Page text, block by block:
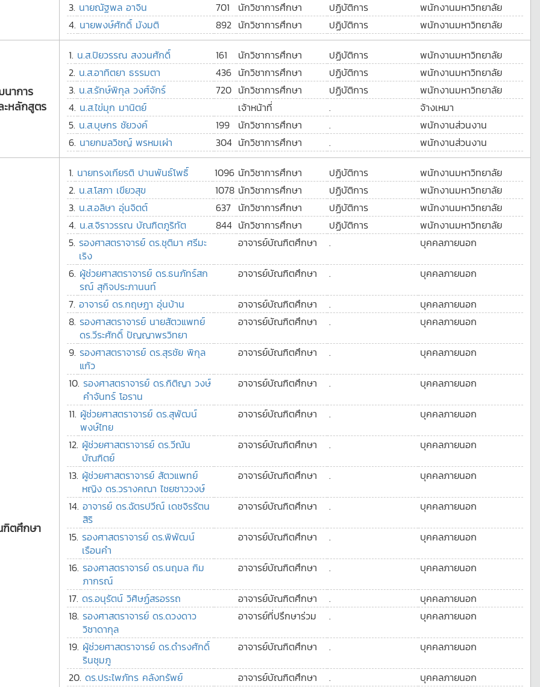
3. นายณัฐพล อาจิน 701 นักวิชาการศึกษา ปฏิบัติการ
พนักงานมหาวิทยาลัย
4. นายพงษ์ศักดิ์ มังมติ 892 นักวิชาการศึกษา ปฏิบัติการ พนักงานมหาวิทยาลัย
าการ
ะหลักสูตร
1. น.ส.ปิยวรรณ สงวนศักดิ์ 161 นักวิชาการศึกษา ปฏิบัติการ
พนักงานมหาวิทยาลัย
2. น.ส.อาทิตยา ธรรมตา 436 นักวิชาการศึกษา ปฏิบัติการ
พนักงานมหาวิทยาลัย
3. น.ส.รักษ์พิกุล วงศ์จักร์ 720 นักวิชาการศึกษา ปฏิบัติการ
พนักงานมหาวิทยาลัย
4. น.ส.ไข่มุก มานิตย์ เจ้าหน้าที่ .
จ้างเหมา
5. น.ส.บุษกร ชัยวงค์ 199 นักวิชาการศึกษา .
พนักงานส่วนงาน
6. นายกมลวิชญ์ พรหมเผ่า 304 นักวิชาการศึกษา . พนักงานส่วนงาน
ตศึกษา
1. นายทรงเกียรติ ปานพันธ์โพธิ์ 1096 นักวิชาการศึกษา ปฏิบัติการ
พนักงานมหาวิทยาลัย
2. น.ส.โสภา เขียวสุข 1078 นักวิชาการศึกษา ปฏิบัติการ
พนักงานมหาวิทยาลัย
3. น.ส.อลิษา อุ่นจิตต์ 637 นักวิชาการศึกษา ปฏิบัติการ
พนักงานมหาวิทยาลัย
4. น.ส.จิราวรรณ บัณฑิตภูริทัต 844 นักวิชาการศึกษา ปฏิบัติการ
พนักงานมหาวิทยาลัย
5. รองศาสตราจารย์ ดร.ชุติมา ศรีมะ
เริง
อาจารย์บัณฑิตศึกษา . บุคคลภายนอก
6. ผู้ช่วยศาสตราจารย์ ดร.ธนภัทร์สก
รณ์ สุกิจประภานนท์
อาจารย์บัณฑิตศึกษา . บุคคลภายนอก
7. อาจารย์ ดร.กฤษฎา อุ่นบ้าน อาจารย์บัณฑิตศึกษา .
บุคคลภายนอก
8. รองศาสตราจารย์ นายสัตวแพทย์
ดร.วีระศักดิ์ ปัญญาพรวิทยา
อาจารย์บัณฑิตศึกษา . บุคคลภายนอก
9. รองศาสตราจารย์ ดร.สุรชัย พิกุล
แก้ว
อาจารย์บัณฑิตศึกษา . บุคคลภายนอก
10. รองศาสตราจารย์ ดร.กิติญา วงษ์
คำจันทร์ โอราน
อาจารย์บัณฑิตศึกษา . บุคคลภายนอก
11. ผู้ช่วยศาสตราจารย์ ดร.สุพัฒน์
พงษ์ไทย
อาจารย์บัณฑิตศึกษา . บุคคลภายนอก
12. ผู้ช่วยศาสตราจารย์ ดร.วีณัน
บัณฑิตย์
อาจารย์บัณฑิตศึกษา . บุคคลภายนอก
13. ผู้ช่วยศาสตราจารย์ สัตวแพทย์
หญิง ดร.วรางคณา ไชยซาววงษ์
อาจารย์บัณฑิตศึกษา . บุคคลภายนอก
14. อาจารย์ ดร.ฉัตรปวีณ์ เดชจิรรัตน
สิริ
อาจารย์บัณฑิตศึกษา . บุคคลภายนอก
15. รองศาสตราจารย์ ดร.พิพัฒน์
เรือนคำ
อาจารย์บัณฑิตศึกษา . บุคคลภายนอก
16. รองศาสตราจารย์ ดร.นฤมล กิม
ภากรณ์
อาจารย์บัณฑิตศึกษา . บุคคลภายนอก
17. ดร.อนุรัตน์ วิศิษฏ์สรอรรถ อาจารย์บัณฑิตศึกษา .
บุคคลภายนอก
18. รองศาสตราจารย์ ดร.ดวงดาว
วิชาดากุล
อาจารย์ที่ปรึกษาร่วม . บุคคลภายนอก
19. ผู้ช่วยศาสตราจารย์ ดร.ดำรงศักดิ์
รินชุมภู
อาจารย์บัณฑิตศึกษา . บุคคลภายนอก
20. ดร.ประไพภัทร คลังทรัพย์ อาจารย์บัณฑิตศึกษา .
บุคคลภายนอก